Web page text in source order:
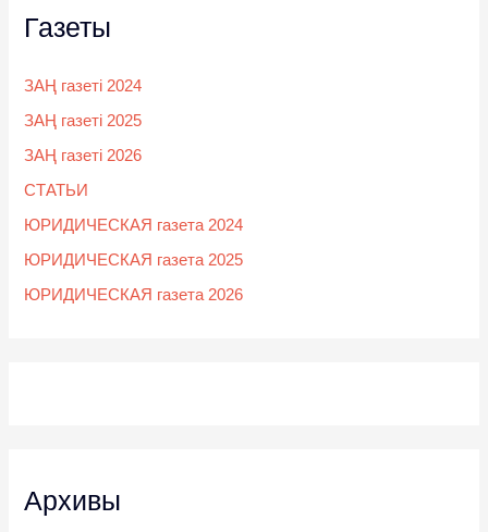
Газеты
ЗАҢ газеті 2024
ЗАҢ газеті 2025
ЗАҢ газеті 2026
СТАТЬИ
ЮРИДИЧЕСКАЯ газета 2024
ЮРИДИЧЕСКАЯ газета 2025
ЮРИДИЧЕСКАЯ газета 2026
Архивы